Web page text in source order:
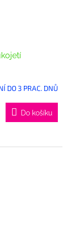
DO 3 PRAC. DNŮ
Do košíku